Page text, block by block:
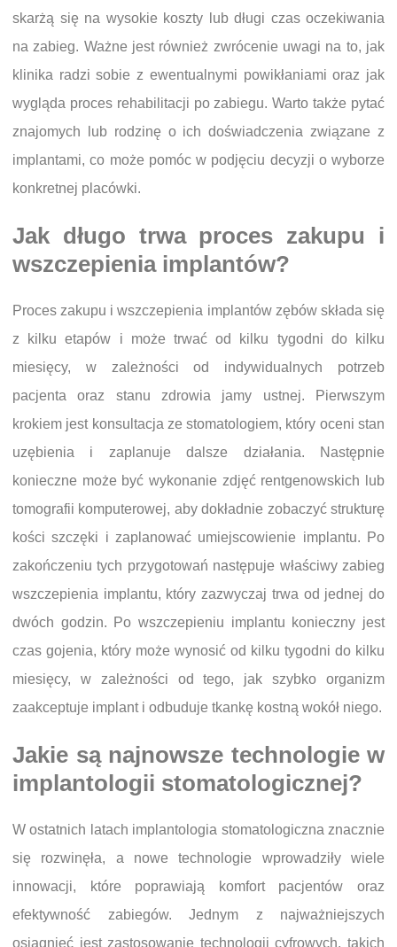
skarżą się na wysokie koszty lub długi czas oczekiwania
na zabieg. Ważne jest również zwrócenie uwagi na to, jak
klinika radzi sobie z ewentualnymi powikłaniami oraz jak
wygląda proces rehabilitacji po zabiegu. Warto także pytać
znajomych lub rodzinę o ich doświadczenia związane z
implantami, co może pomóc w podjęciu decyzji o wyborze
konkretnej placówki.
Jak długo trwa proces zakupu i
wszczepienia implantów?
Proces zakupu i wszczepienia implantów zębów składa się
z kilku etapów i może trwać od kilku tygodni do kilku
miesięcy, w zależności od indywidualnych potrzeb
pacjenta oraz stanu zdrowia jamy ustnej. Pierwszym
krokiem jest konsultacja ze stomatologiem, który oceni stan
uzębienia i zaplanuje dalsze działania. Następnie
konieczne może być wykonanie zdjęć rentgenowskich lub
tomografii komputerowej, aby dokładnie zobaczyć strukturę
kości szczęki i zaplanować umiejscowienie implantu. Po
zakończeniu tych przygotowań następuje właściwy zabieg
wszczepienia implantu, który zazwyczaj trwa od jednej do
dwóch godzin. Po wszczepieniu implantu konieczny jest
czas gojenia, który może wynosić od kilku tygodni do kilku
miesięcy, w zależności od tego, jak szybko organizm
zaakceptuje implant i odbuduje tkankę kostną wokół niego.
Jakie są najnowsze technologie w
implantologii stomatologicznej?
W ostatnich latach implantologia stomatologiczna znacznie
się rozwinęła, a nowe technologie wprowadziły wiele
innowacji, które poprawiają komfort pacjentów oraz
efektywność zabiegów. Jednym z najważniejszych
osiągnięć jest zastosowanie technologii cyfrowych, takich